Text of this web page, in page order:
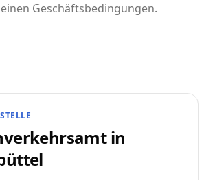
Geschäftsbedingungen.
in